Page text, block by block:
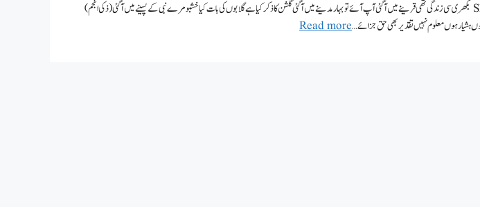
شاعری اردو – Shayari In Urdu بکھری سی زندگی تھی قرینے میں آگئی آپ آئے تو بہار مدینے میں آگئی گلشن کا ذکر کیا ہے گلابوں کی بات کیا خشبو مرے نبی کے پسینے میں آگئی (ذکی انجم)
ہشیار ہوں معلوم نہیں تقدیر بھی حق جزائے …Read more